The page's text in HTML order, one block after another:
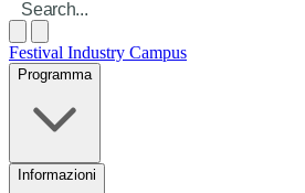
Festival Industry Campus
Programma
Informazioni